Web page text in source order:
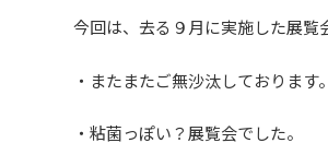
今回は、去る９月に実施した展覧
・またまたご無沙汰しております
・粘菌っぽい？展覧会でした。